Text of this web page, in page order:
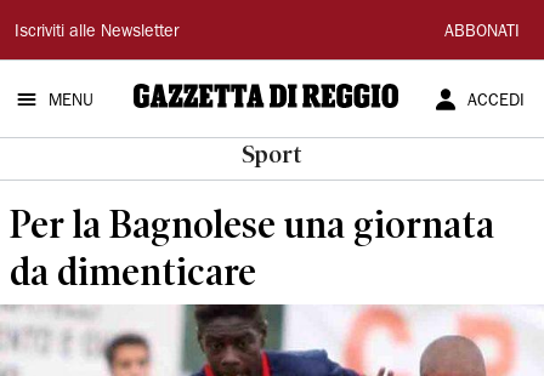
Gazzetta
di
Reggio
Iscriviti alle Newsletter ABBONATI
MENU ACCEDI
Sport
Per la Bagnolese una giornata
da dimenticare